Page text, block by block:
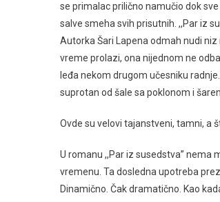
se primalac prilično namučio dok
salve smeha svih prisutnih. ,,Par iz
Autorka Šari Lapena odmah nudi
vreme prolazi, ona nijednom ne
leđa nekom drugom učesniku
suprotan od šale sa poklonom i
Ovde su velovi tajanstveni, tamni, a
U romanu ,,Par iz susedstva” nema
vremenu. Ta dosledna upotreba
Dinamično. Čak dramatično. Kao